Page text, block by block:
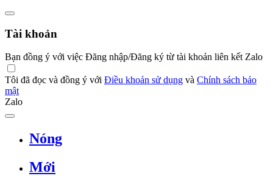
Tài khoản
Bạn đồng ý với việc Đăng nhập/Đăng ký từ tài khoản liên kết Zalo
Tôi đã đọc và đồng ý với Điều khoản sử dụng và Chính sách bảo
mật
Zalo
Nóng
Mới